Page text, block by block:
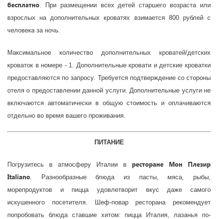
бесплатно. При размещении всех детей старшего возраста или
взрослых на дополнительных кроватях взимается 800 рублей с
человека за ночь.
Максимальное количество дополнительных кроватей/детских
кроваток в номере - 1. Дополнительные кровати и детские кроватки
предоставляются по запросу. Требуется подтверждение со стороны
отеля о предоставлении данной услуги. Дополнительные услуги не
включаются автоматически в общую стоимость и оплачиваются
отдельно во время вашего проживания.
ПИТАНИЕ
Погрузитесь в атмосферу Италии в ресторане Мон Плезир
Italiano. Разнообразные блюда из пасты, мяса, рыбы,
морепродуктов и пицца удовлетворит вкус даже самого
искушенного посетителя. Шеф-повар ресторана рекомендует
попробовать блюда ставшие хитом: пицца Италия, лазанья по-